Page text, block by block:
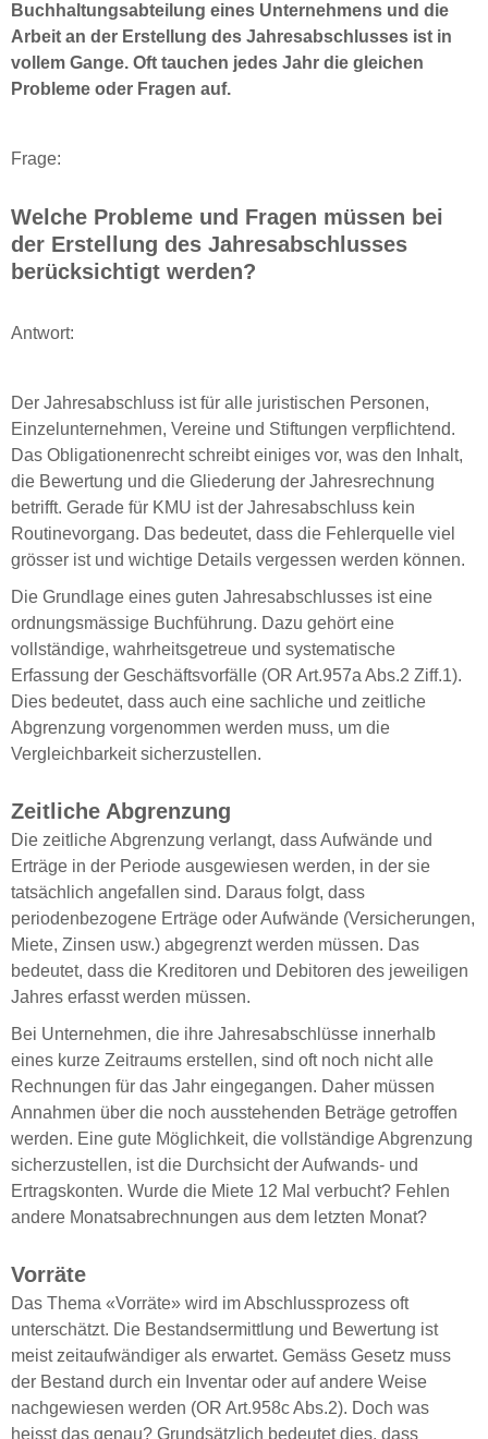
Buchhaltungsabteilung eines Unternehmens und die
Arbeit an der Erstellung des Jahresabschlusses ist in
vollem Gange. Oft tauchen jedes Jahr die gleichen
Probleme oder Fragen auf.
Frage:
Welche Probleme und Fragen müssen bei
der Erstellung des Jahresabschlusses
berücksichtigt werden?
Antwort:
Der Jahresabschluss ist für alle juristischen Personen,
Einzelunternehmen, Vereine und Stiftungen verpflichtend.
Das Obligationenrecht schreibt einiges vor, was den Inhalt,
die Bewertung und die Gliederung der Jahresrechnung
betrifft. Gerade für KMU ist der Jahresabschluss kein
Routinevorgang. Das bedeutet, dass die Fehlerquelle viel
grösser ist und wichtige Details vergessen werden können.
Die Grundlage eines guten Jahresabschlusses ist eine
ordnungsmässige Buchführung. Dazu gehört eine
vollständige, wahrheitsgetreue und systematische
Erfassung der Geschäftsvorfälle (OR Art.957a Abs.2 Ziff.1).
Dies bedeutet, dass auch eine sachliche und zeitliche
Abgrenzung vorgenommen werden muss, um die
Vergleichbarkeit sicherzustellen.
Zeitliche Abgrenzung
Die zeitliche Abgrenzung verlangt, dass Aufwände und
Erträge in der Periode ausgewiesen werden, in der sie
tatsächlich angefallen sind. Daraus folgt, dass
periodenbezogene Erträge oder Aufwände (Versicherungen,
Miete, Zinsen usw.) abgegrenzt werden müssen. Das
bedeutet, dass die Kreditoren und Debitoren des jeweiligen
Jahres erfasst werden müssen.
Bei Unternehmen, die ihre Jahresabschlüsse innerhalb
eines kurze Zeitraums erstellen, sind oft noch nicht alle
Rechnungen für das Jahr eingegangen. Daher müssen
Annahmen über die noch ausstehenden Beträge getroffen
werden. Eine gute Möglichkeit, die vollständige Abgrenzung
sicherzustellen, ist die Durchsicht der Aufwands- und
Ertragskonten. Wurde die Miete 12 Mal verbucht? Fehlen
andere Monatsabrechnungen aus dem letzten Monat?
Vorräte
Das Thema «Vorräte» wird im Abschlussprozess oft
unterschätzt. Die Bestandsermittlung und Bewertung ist
meist zeitaufwändiger als erwartet. Gemäss Gesetz muss
der Bestand durch ein Inventar oder auf andere Weise
nachgewiesen werden (OR Art.958c Abs.2). Doch was
heisst das genau? Grundsätzlich bedeutet dies, dass